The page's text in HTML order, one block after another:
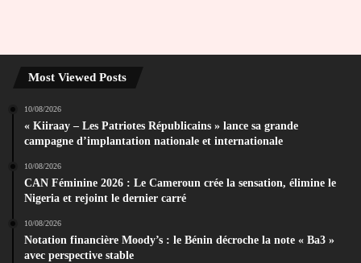
Most Viewed Posts
10/08/2026
« Kiiraay – Les Patriotes Républicains » lance sa grande
campagne d’implantation nationale et internationale
10/08/2026
CAN Féminine 2026 : Le Cameroun crée la sensation, élimine le
Nigeria et rejoint le dernier carré
10/08/2026
Notation financière Moody’s : le Bénin décroche la note « Ba3 »
avec perspective stable